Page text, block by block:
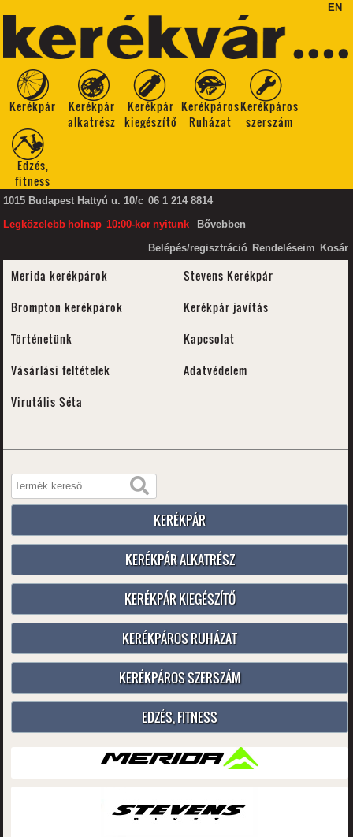
EN
Kerékpár
Kerékpár
alkatrész
Kerékpár
kiegészítő
Kerékpáros
Ruházat
Kerékpáros
szerszám
Edzés,
fitness
1015 Budapest Hattyú u. 10/c 06 1 214 8814
Legközelebb holnap 10:00-kor nyitunk
Bővebben
Belépés/regisztráció Rendeléseim Kosár
Merida kerékpárok
Stevens Kerékpár
Brompton kerékpárok
Kerékpár javítás
Történetünk
Kapcsolat
Vásárlási feltételek
Adatvédelem
Virutális Séta
KERÉKPÁR
KERÉKPÁR ALKATRÉSZ
KERÉKPÁR KIEGÉSZÍTŐ
KERÉKPÁROS RUHÁZAT
KERÉKPÁROS SZERSZÁM
EDZÉS, FITNESS